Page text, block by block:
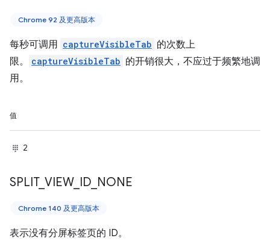
Chrome 92 及更高版本
每秒可调用 captureVisibleTab 的次数上
限。
captureVisibleTab 的开销很大，不应过于频繁地调
用。
值
2
SPLIT_ VIEW_ ID NONE
Chrome 140 及更高版本
表示没有分屏标签页的 ID。